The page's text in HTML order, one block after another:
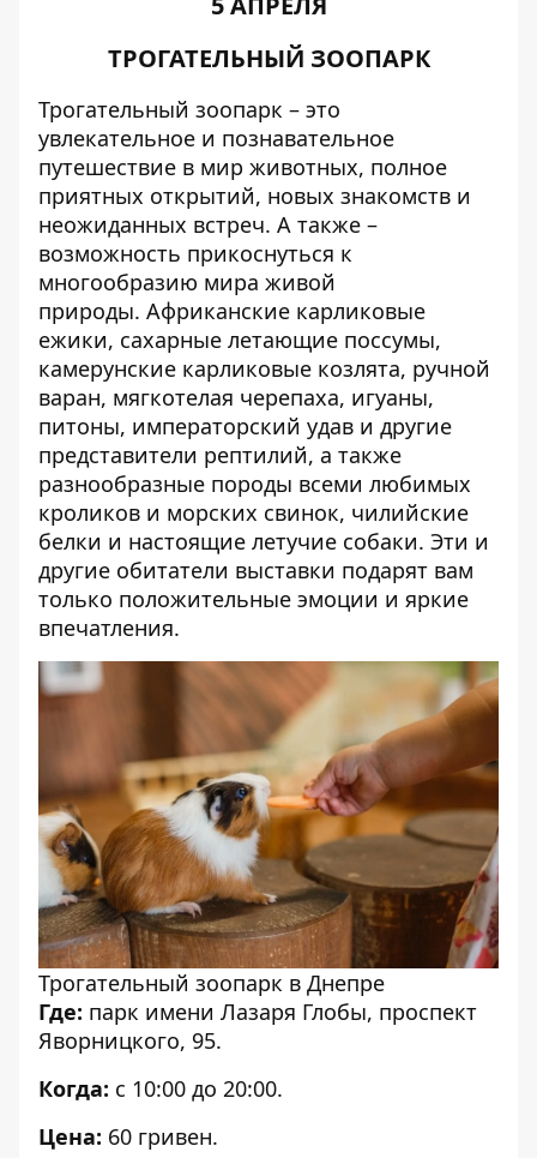
ТРОГАТЕЛЬНЫЙ ЗООПАРК
Трогательный зоопарк – это
увлекательное и познавательное
путешествие в мир животных, полное
приятных открытий, новых знакомств и
неожиданных встреч. А также –
возможность прикоснуться к
многообразию мира живой
природы. Африканские карликовые
ежики, сахарные летающие поссумы,
камерунские карликовые козлята, ручной
варан, мягкотелая черепаха, игуаны,
питоны, императорский удав и другие
представители рептилий, а также
разнообразные породы всеми любимых
кроликов и морских свинок, чилийские
белки и настоящие летучие собаки. Эти и
другие обитатели выставки подарят вам
только положительные эмоции и яркие
впечатления.
Трогательный зоопарк в Днепре
Где: парк имени Лазаря Глобы, проспект
Яворницкого, 95.
Когда: с 10:00 до 20:00.
Цена: 60 гривен.